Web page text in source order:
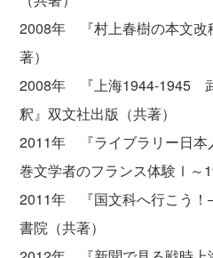
2008年 『村上春樹の本文改
著）
2008年 『上海1944-1945
釈』双文社出版（共著）
2011年 『ライブラリー日本
巻文学者のフランス体験Ⅰ～
2011年 『国文科へ行こう
書院（共著）